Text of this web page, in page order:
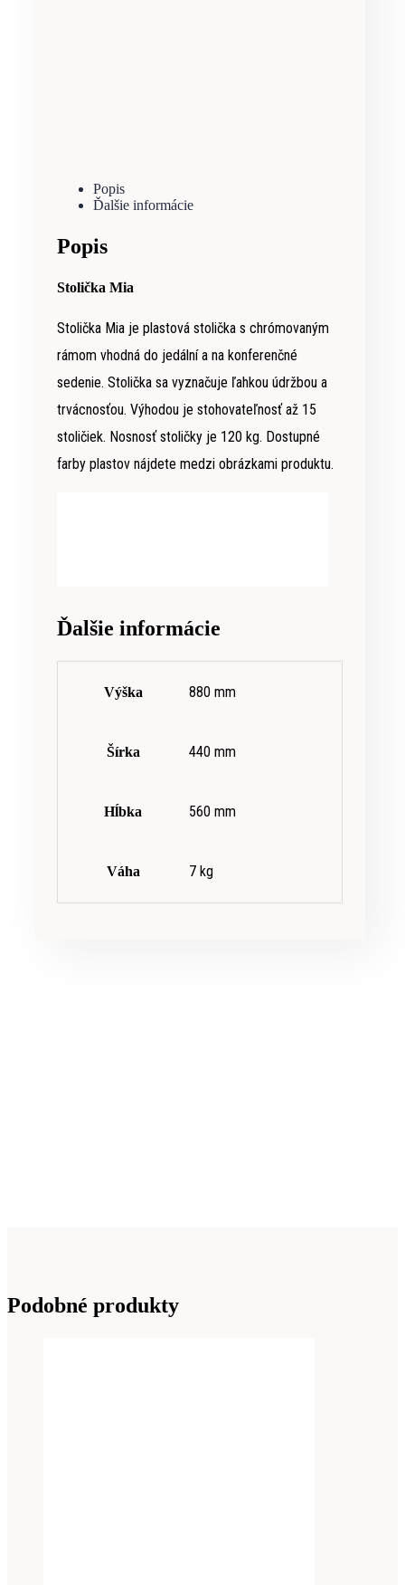
Popis
Ďalšie informácie
Popis
Stolička Mia
Stolička Mia je plastová stolička s chrómovaným
rámom vhodná do jedální a na konferenčné
sedenie. Stolička sa vyznačuje ľahkou údržbou a
trvácnosťou. Výhodou je stohovateľnosť až 15
stoličiek. Nosnosť stoličky je 120 kg. Dostupné
farby plastov nájdete medzi obrázkami produktu.
Ďalšie informácie
Výška 880 mm
Šírka 440 mm
Hĺbka 560 mm
Váha 7 kg
Podobné produkty